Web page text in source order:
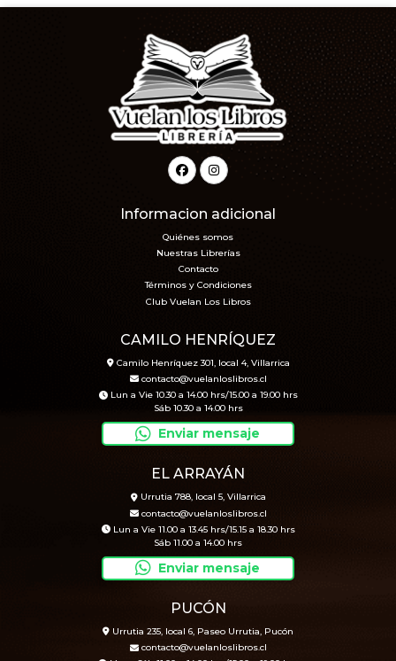
Informacion adicional
Quiénes somos
Nuestras Librerías
Contacto
Términos y Condiciones
Club Vuelan Los Libros
CAMILO HENRÍQUEZ
Camilo Henríquez 301, local 4, Villarrica
contacto@vuelanloslibros.cl
Lun a Vie 10.30 a 14.00 hrs/15.00 a 19.00 hrs
Sáb 10.30 a 14.00 hrs
Enviar mensaje
EL ARRAYÁN
Urrutia 788, local 5, Villarrica
contacto@vuelanloslibros.cl
Lun a Vie 11.00 a 13.45 hrs/15.15 a 18.30 hrs
Sáb 11.00 a 14.00 hrs
Enviar mensaje
PUCÓN
Urrutia 235, local 6, Paseo Urrutia, Pucón
contacto@vuelanloslibros.cl